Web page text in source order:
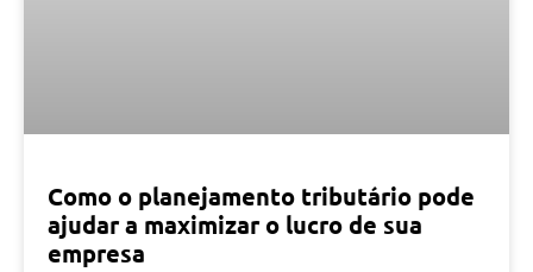
Como o planejamento tributário pode
ajudar a maximizar o lucro de sua
empresa